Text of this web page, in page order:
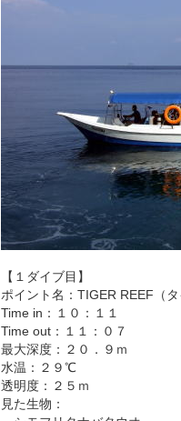
【１ダイブ目】
ポイント名：TIGER REEF（タ
Time in：１０：１１
Time out：１１：０７
最大深度：２０．９ｍ
水温：２９℃
透明度：２５ｍ
見た生物：